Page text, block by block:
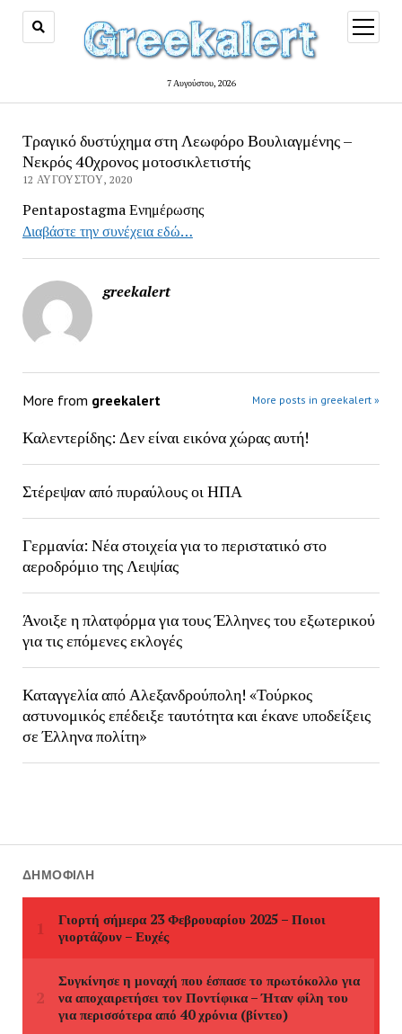
7 Αυγούστου, 2026
open
menu
Τραγικό δυστύχημα στη Λεωφόρο Βουλιαγμένης –
Νεκρός 40χρονος μοτοσικλετιστής
12 ΑΥΓΟΎΣΤΟΥ, 2020
Pentapostagma Ενημέρωσης
Διαβάστε την συνέχεια εδώ…
greekalert
More from greekalert More posts in greekalert »
Καλεντερίδης: Δεν είναι εικόνα χώρας αυτή!
Στέρεψαν από πυραύλους οι ΗΠΑ
Γερμανία: Νέα στοιχεία για το περιστατικό στο
αεροδρόμιο της Λειψίας
Άνοιξε η πλατφόρμα για τους Έλληνες του εξωτερικού
για τις επόμενες εκλογές
Καταγγελία από Αλεξανδρούπολη! «Τούρκος
αστυνομικός επέδειξε ταυτότητα και έκανε υποδείξεις
σε Έλληνα πολίτη»
ΔΗΜΟΦΙΛΉ